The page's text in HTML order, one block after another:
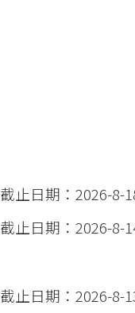
截止日期：2026-8-
截止日期：2026-8-
截止日期：2026-8-